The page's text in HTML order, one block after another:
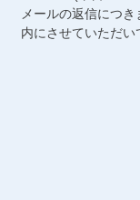
メールの返信につ
内にさせていただい